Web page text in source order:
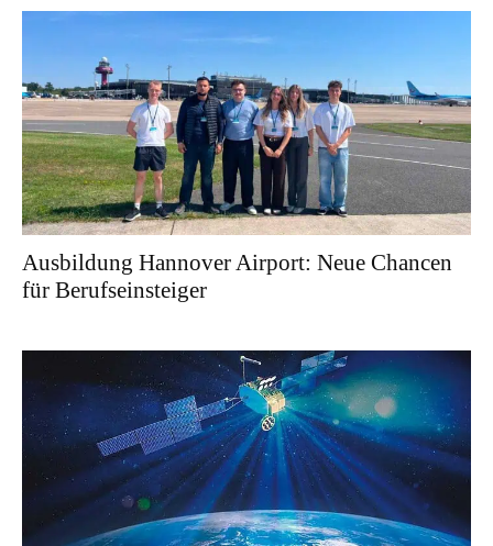
Ausbildung Hannover Airport: Neue Chancen
für Berufseinsteiger